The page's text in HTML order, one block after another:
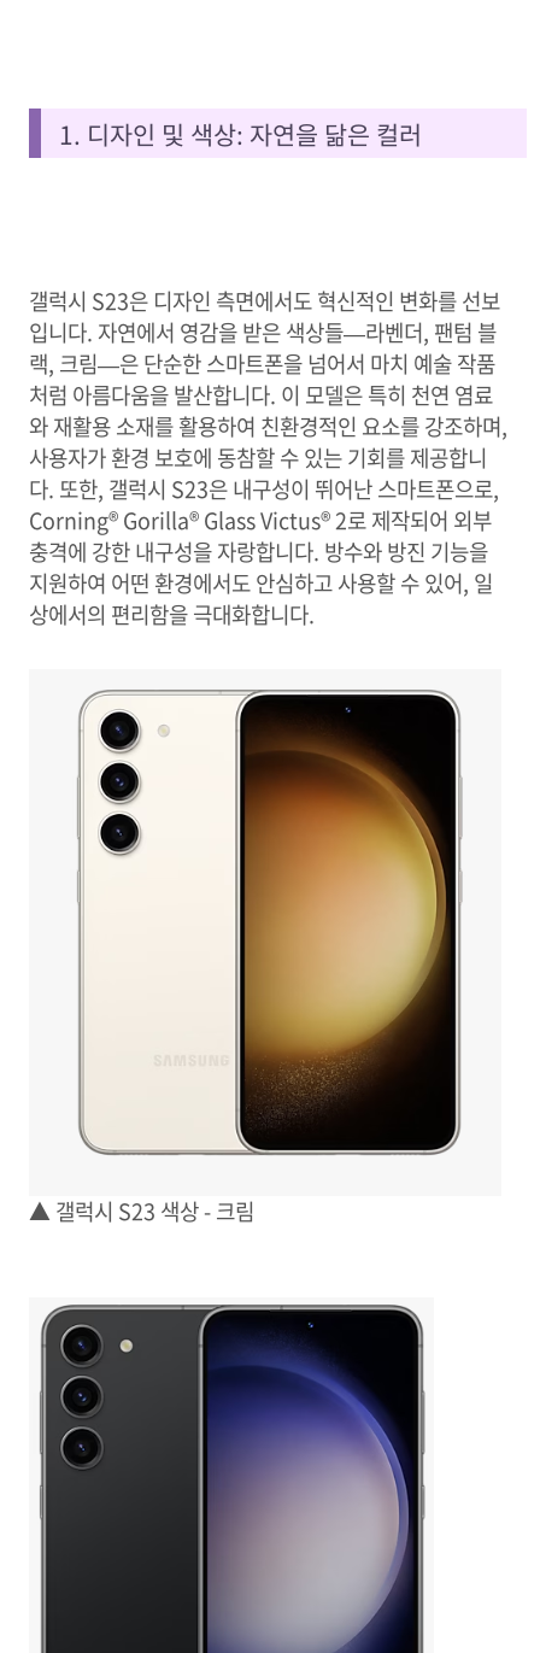
1. 디자인 및 색상: 자연을 닮은 컬러
갤럭시 S23은 디자인 측면에서도 혁신적인 변화를 선보
입니다. 자연에서 영감을 받은 색상들—라벤더, 팬텀 블
랙, 크림—은 단순한 스마트폰을 넘어서 마치 예술 작품
처럼 아름다움을 발산합니다. 이 모델은 특히 천연 염료
와 재활용 소재를 활용하여 친환경적인 요소를 강조하며,
사용자가 환경 보호에 동참할 수 있는 기회를 제공합니
다. 또한, 갤럭시 S23은 내구성이 뛰어난 스마트폰으로,
Corning® Gorilla® Glass Victus® 2로 제작되어 외부
충격에 강한 내구성을 자랑합니다. 방수와 방진 기능을
지원하여 어떤 환경에서도 안심하고 사용할 수 있어, 일
상에서의 편리함을 극대화합니다.
▲ 갤럭시 S23 색상 - 크림